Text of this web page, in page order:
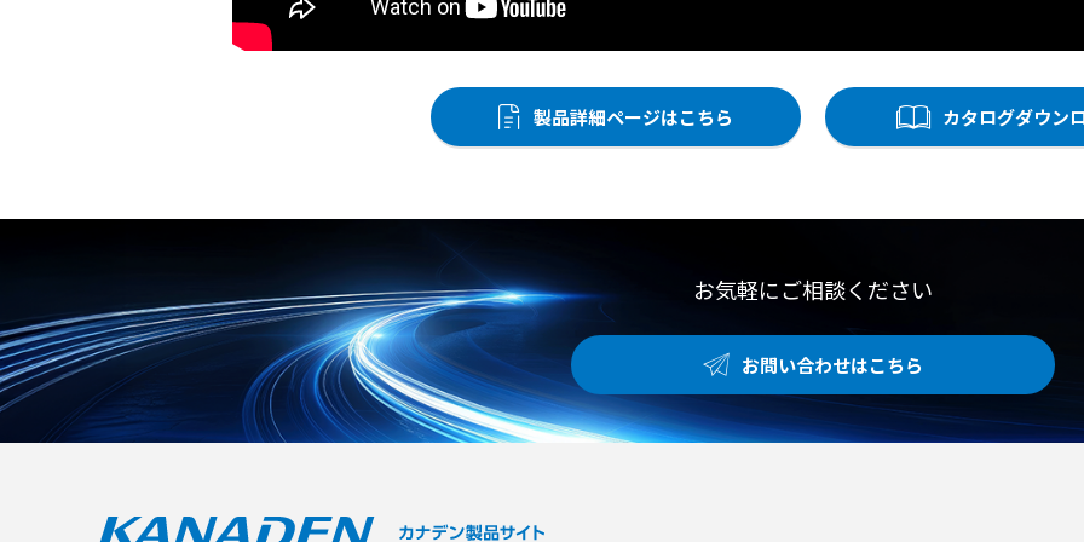
製品詳細ページはこちら カタログダウン
お気軽にご相談ください
お問い合わせはこちら